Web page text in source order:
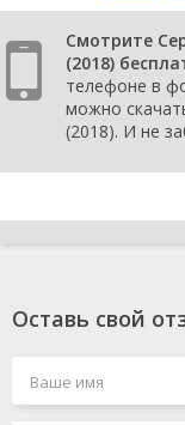
Смотрите
(2018)
телефоне в
можно
(2018). И не
Оставь свой